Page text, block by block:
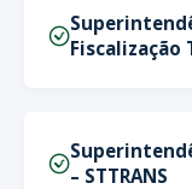
– STTRANS